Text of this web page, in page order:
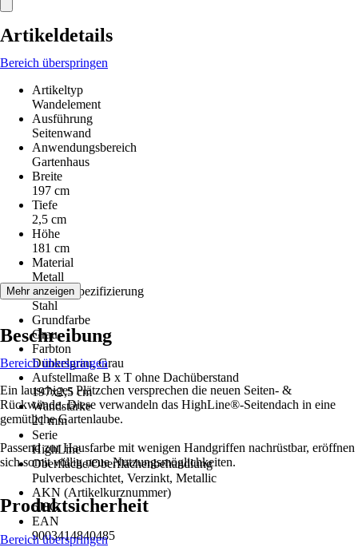
Artikeldetails
Bereich überspringen
Artikeltyp
Wandelement
Ausführung
Seitenwand
Anwendungsbereich
Gartenhaus
Breite
197 cm
Tiefe
2,5 cm
Höhe
181 cm
Material
Metall
Materialspezifizierung
Stahl
Grundfarbe
Grau
Farbton
Dunkelgrau, Grau
Aufstellmaße B x T ohne Dachüberstand
197x2,5 cm
Wandstärke
21 mm
Serie
HighLine
Oberfläche/Oberflächenbehandlung
Pulverbeschichtet, Verzinkt, Metallic
AKN (Artikelkurznummer)
6J8G
EAN
9003414840485
Mehr anzeigen
Beschreibung
Bereich überspringen
Ein lauschiges Plätzchen versprechen die neuen Seiten- &
Rückwände. Diese verwandeln das HighLine®-Seitendach in eine
gemütliche Gartenlaube.
Passend zur Hausfarbe mit wenigen Handgriffen nachrüstbar, eröffnen
sich somit völlig neue Nutzungsmöglichkeiten.
Produktsicherheit
Bereich überspringen